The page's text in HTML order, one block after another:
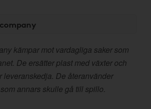
kämpar mot vardagliga saker som
De ersätter plast med växter och
leveranskedja. De återanvänder
annars skulle gå till spillo.